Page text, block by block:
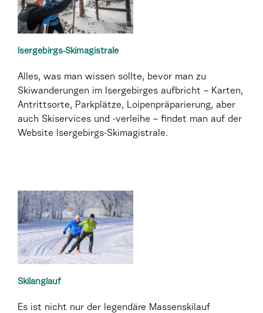
Isergebirgs-Skimagistrale
Alles, was man wissen sollte, bevor man zu
Skiwanderungen im Isergebirges aufbricht – Karten,
Antrittsorte, Parkplätze, Loipenpräparierung, aber
auch Skiservices und -verleihe – findet man auf der
Website Isergebirgs-Skimagistrale.
Skilanglauf
Es ist nicht nur der legendäre Massenskilauf